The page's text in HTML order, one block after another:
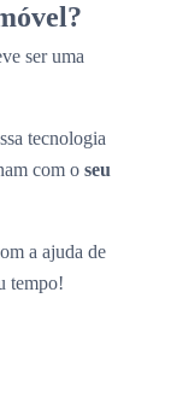
ser uma
tecnologia
com o seu
a ajuda de
tempo!